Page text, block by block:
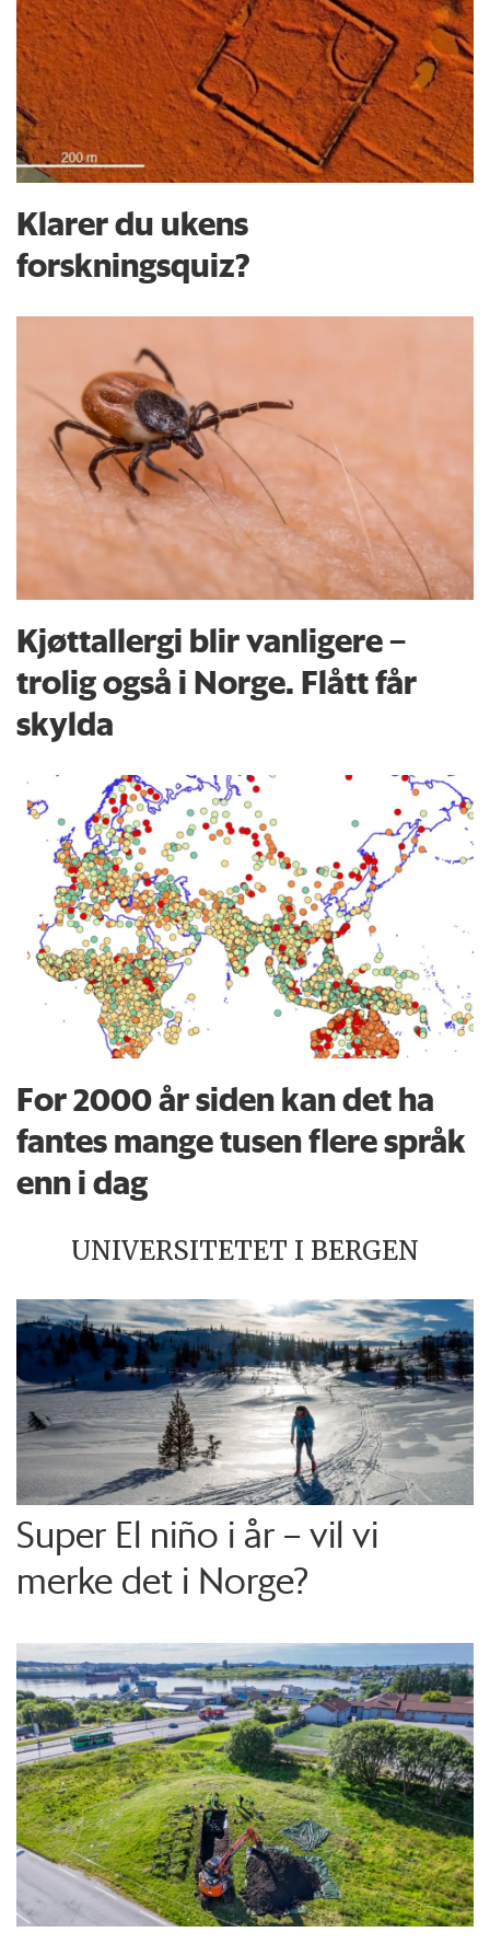
Klarer du ukens
forskningsquiz?
Kjøttallergi blir vanligere –
trolig også i Norge. Flått får
skylda
For 2000 år siden kan det ha
fantes mange tusen flere språk
enn i dag
UNIVERSITETET I BERGEN
Super El niño i år – vil vi
merke det i Norge?